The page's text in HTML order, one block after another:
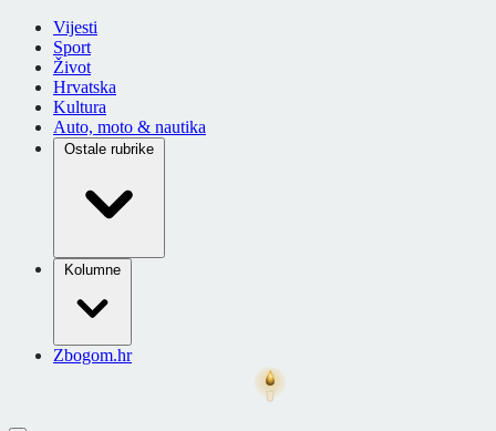
Vijesti
Sport
Život
Hrvatska
Kultura
Auto, moto & nautika
Ostale rubrike
Kolumne
Zbogom.hr